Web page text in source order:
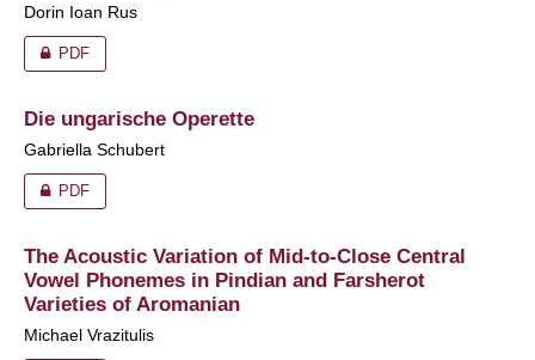
Dorin Ioan Rus
PDF
Die ungarische Operette
Gabriella Schubert
PDF
The Acoustic Variation of Mid-to-Close Central
Vowel Phonemes in Pindian and Farsherot
Varieties of Aromanian
Michael Vrazitulis